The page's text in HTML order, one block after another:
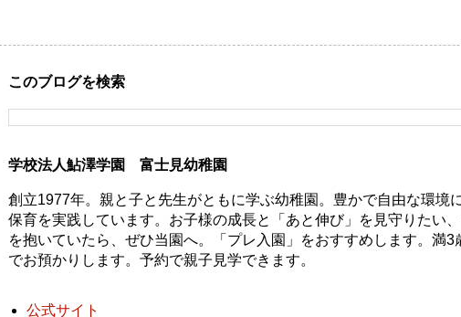
このブログを検索
学校法人鮎澤学園 富士見幼稚園
創立1977年。親と子と先生がともに学ぶ幼稚園。豊かで自由な環境
保育を実践しています。お子様の成長と「あと伸び」を見守りたい
を抱いていたら、ぜひ当園へ。「プレ入園」をおすすめします。満3
でお預かりします。予約で親子見学できます。
公式サイト